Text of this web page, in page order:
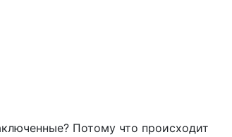
Потому что происходит